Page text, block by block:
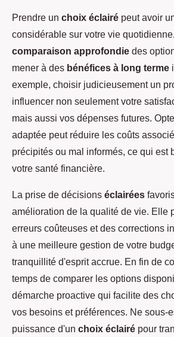
Prendre un choix éclairé peut avoir
considérable sur votre vie
comparaison approfondie des
mener à des bénéfices à long terme
exemple, choisir judicieusement un
influencer non seulement votre
mais aussi vos dépenses futures.
adaptée peut réduire les coûts
précipités ou mal informés, ce qui est
votre santé financière.
La prise de décisions éclairées
amélioration de la qualité de vie. Elle
erreurs coûteuses et des corrections
à une meilleure gestion de votre
tranquillité d'esprit accrue. En fin de
temps de comparer les options
démarche proactive qui facilite des
vos besoins et préférences. Ne sous-
puissance d'un choix éclairé pour